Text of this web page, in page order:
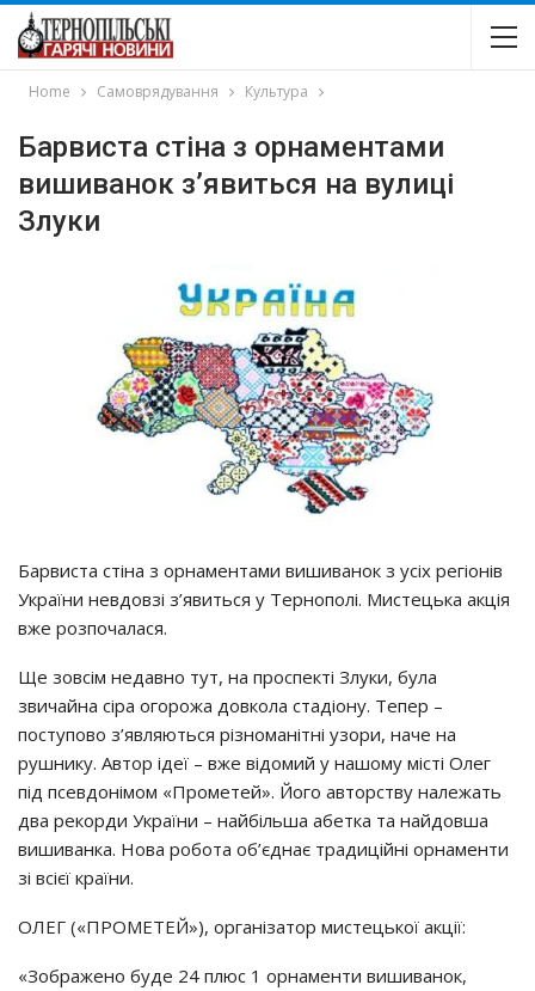
Home Самоврядування Культура
Барвиста стіна з орнаментами
вишиванок з’явиться на вулиці
Злуки
Барвиста стіна з орнаментами вишиванок з усіх регіонів
України невдовзі з’явиться у Тернополі. Мистецька акція
вже розпочалася.
Ще зовсім недавно тут, на проспекті Злуки, була
звичайна сіра огорожа довкола стадіону. Тепер –
поступово з’являються різноманітні узори, наче на
рушнику. Автор ідеї – вже відомий у нашому місті Олег
під псевдонімом «Прометей». Його авторству належать
два рекорди України – найбільша абетка та найдовша
вишиванка. Нова робота об’єднає традиційні орнаменти
зі всієї країни.
ОЛЕГ («ПРОМЕТЕЙ»), організатор мистецької акції:
«Зображено буде 24 плюс 1 орнаменти вишиванок,